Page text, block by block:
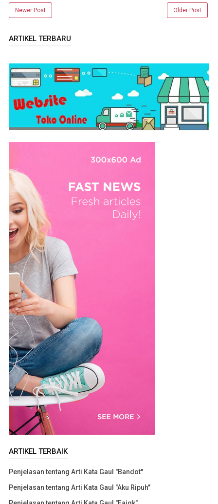
Newer Post Older Post
ARTIKEL TERBARU
ARTIKEL TERBAIK
Penjelasan tentang Arti Kata Gaul "Bandot"
Penjelasan tentang Arti Kata Gaul "Aku Ripuh"